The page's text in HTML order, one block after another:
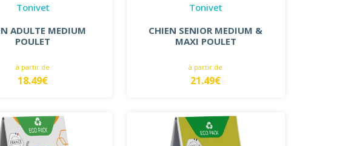
Tonivet
ADULTE MEDIUM
POULET
à partir de
18.49€
Tonivet
CHIEN SENIOR MEDIUM &
MAXI POULET
à partir de
21.49€